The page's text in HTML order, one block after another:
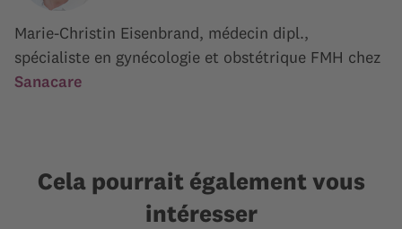
Marie-Christin Eisenbrand, médecin dipl.,
spécialiste en gynécologie et obstétrique FMH chez
Sanacare
Cela pourrait également vous
intéresser